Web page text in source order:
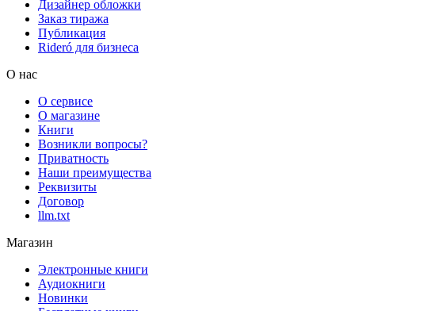
Дизайнер обложки
Заказ тиража
Публикация
Rideró для бизнеса
О нас
О сервисе
О магазине
Книги
Возникли вопросы?
Приватность
Наши преимущества
Реквизиты
Договор
llm.txt
Магазин
Электронные книги
Аудиокниги
Новинки